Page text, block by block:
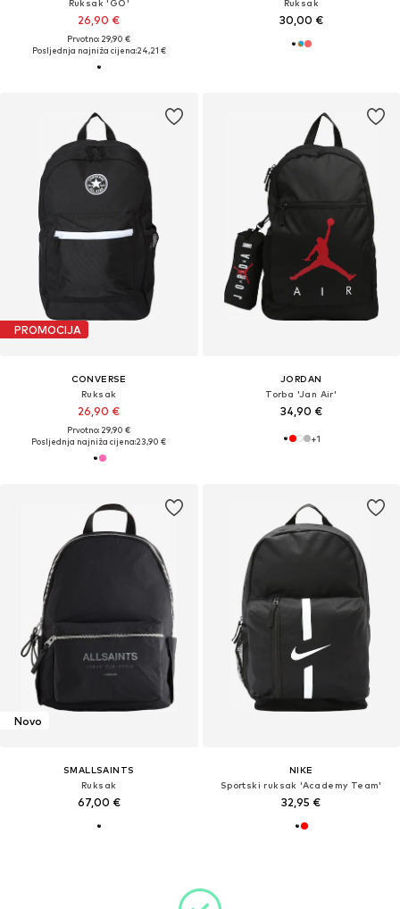
Ruksak 'GO'
26,90 €
Prvotno: 29,90 €
Posljednja najniža cijena:24,21 €
Ruksak
30,00 €
PROMOCIJA
CONVERSE
Ruksak
26,90 €
Prvotno: 29,90 €
Posljednja najniža cijena:23,90 €
JORDAN
Torba 'Jan Air'
34,90 €
+1
Novo
SMALLSAINTS
Ruksak
67,00 €
NIKE
Sportski ruksak 'Academy Team'
32,95 €